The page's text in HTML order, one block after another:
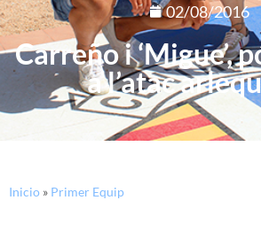
02/08/2016
Carreño i ‘Migue’,
a l’atac
Inicio » Primer Equip